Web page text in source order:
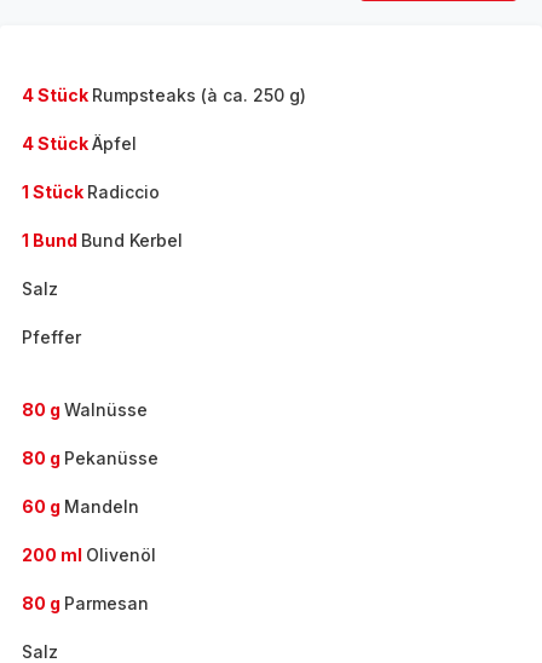
4 Stück Rumpsteaks (à ca. 250 g)
4 StückÄpfel
1 Stück Radiccio
1 Bund Bund Kerbel
Salz
Pfeffer
80 g Walnüsse
80 g Pekanüsse
60 g Mandeln
200 ml Olivenöl
80 g Parmesan
Salz